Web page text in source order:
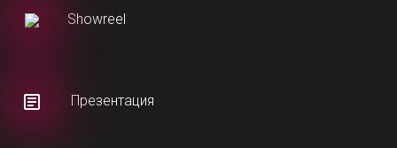
Showreel
Презентация